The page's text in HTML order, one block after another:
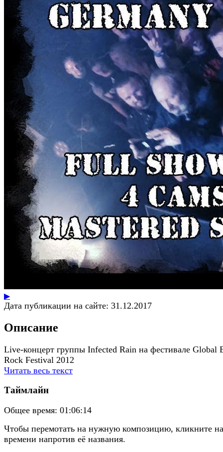
▶
Дата публикации на сайте: 31.12.2017
Описание
Live-концерт группы Infected Rain на фестивале Global
Rock Festival 2012
Читать весь текст
Таймлайн
Общее время: 01:06:14
Чтобы перемотать на нужную композицию, кликните на
времени напротив её названия.